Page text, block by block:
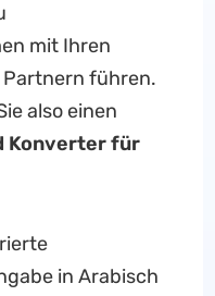
mit Ihren
führen.
also einen
Konverterfür
in Arabisch